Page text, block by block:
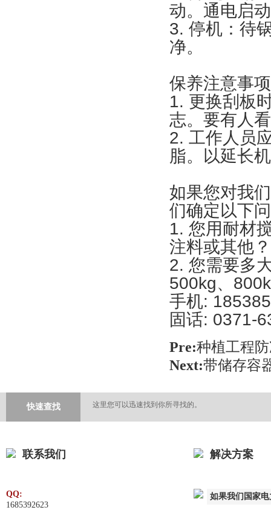
动。通电启
3. 停机：待
净。
保养注意事
1. 更换刮板
志。要有人
2. 工作人员
脂。以延长
如果您对我
们确定以下
1. 您用耐材
注料或其他？
2. 您需要多
500kg、
手机:
固话: 0371-
Pre:种植工程
Next:带储存容
快速查找 这里您可以迅速找到你所寻找的。
联系我们
QQ:
1685392623
解决方案
如果我们国家